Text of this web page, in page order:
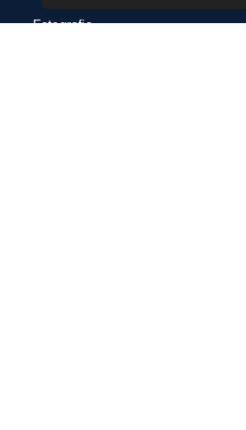
Fotografie